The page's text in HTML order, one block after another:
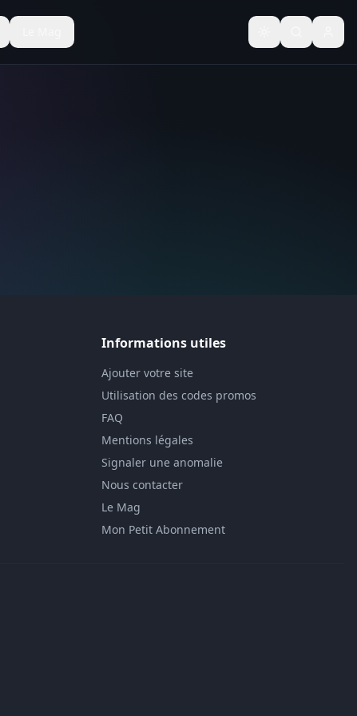
Basculer le
Informations utiles
Ajouter votre site
Utilisation des codes promos
FAQ
Mentions légales
Signaler une anomalie
Nous contacter
Le Mag
Mon Petit Abonnement